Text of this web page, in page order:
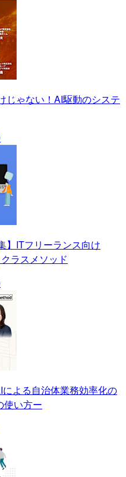
じゃない！AI駆動のシステ
】ITフリーランス向け
ラスメソッド
による自治体業務効率化の
使い方ー